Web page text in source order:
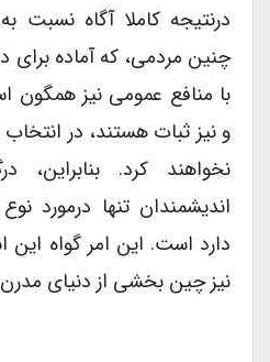
درنتیجه کاملا آگاه نسبت
چنین مردمی، که آماده برای
با منافع عمومی نیز همگون
و نیز ثبات هستند، در
نخواهند کرد. بنابراین،
اندیشمندان تنها درمورد
دارد است. این امر گواه
نیز چین بخشی از دنیای